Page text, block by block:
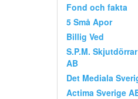
Fond och fakta
5 Små Apor
Billig Ved
S.P.M.
AB
Det Mediala
Actima Sverige